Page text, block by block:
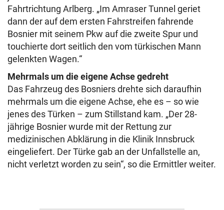
Fahrtrichtung Arlberg. „Im Amraser Tunnel geriet
dann der auf dem ersten Fahrstreifen fahrende
Bosnier mit seinem Pkw auf die zweite Spur und
touchierte dort seitlich den vom türkischen Mann
gelenkten Wagen.“
Mehrmals um die eigene Achse gedreht
Das Fahrzeug des Bosniers drehte sich daraufhin
mehrmals um die eigene Achse, ehe es – so wie
jenes des Türken – zum Stillstand kam. „Der 28-
jährige Bosnier wurde mit der Rettung zur
medizinischen Abklärung in die Klinik Innsbruck
eingeliefert. Der Türke gab an der Unfallstelle an,
nicht verletzt worden zu sein“, so die Ermittler weiter.